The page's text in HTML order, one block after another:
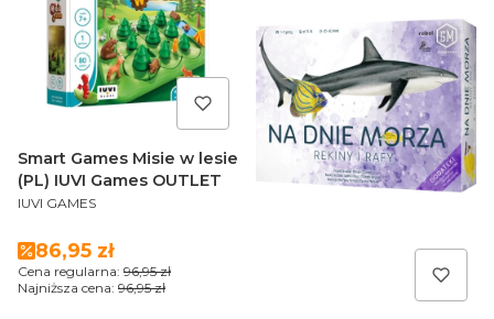
Smart Games Misie w lesie
(PL) IUVI Games OUTLET
PRODUCENT
IUVI GAMES
Cena promocyjna
86,95 zł
Cena regularna: 96,95 zł
Najniższa cena: 96,95 zł